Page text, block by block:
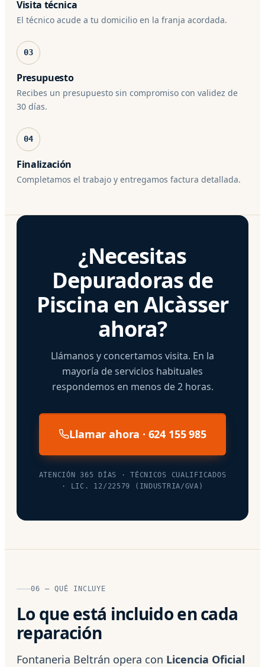
Visita técnica
El técnico acude a tu domicilio en la franja acordada.
03
Presupuesto
Recibes un presupuesto sin compromiso con validez de
30 días.
04
Finalización
Completamos el trabajo y entregamos factura detallada.
¿Necesitas
Depuradoras de
Piscina en Alcàsser
ahora?
Llámanos y concertamos visita. En la
mayoría de servicios habituales
respondemos en menos de 2 horas.
Llamar ahora · 624 155 985
ATENCIÓN 365 DÍAS · TÉCNICOS CUALIFICADOS
· LIC. 12/22579 (INDUSTRIA/GVA)
06 — QUÉ INCLUYE
Lo que está incluido en cada
reparación
Fontaneria Beltrán opera con Licencia Oficial